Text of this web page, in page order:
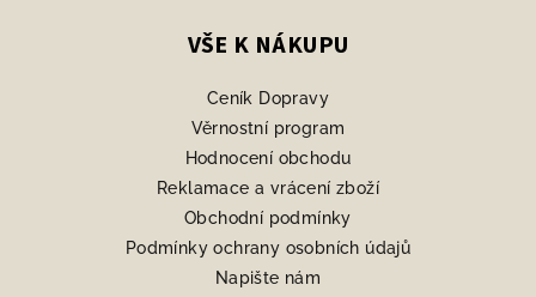
VŠE K NÁKUPU
Ceník Dopravy
Věrnostní program
Hodnocení obchodu
Reklamace a vrácení zboží
Obchodní podmínky
Podmínky ochrany osobních údajů
Napište nám